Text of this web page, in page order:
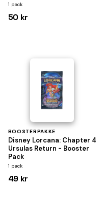
1 pack
50 kr
BOOSTERPAKKE
Disney Lorcana: Chapter 4
Ursulas Return - Booster
Pack
1 pack
49 kr